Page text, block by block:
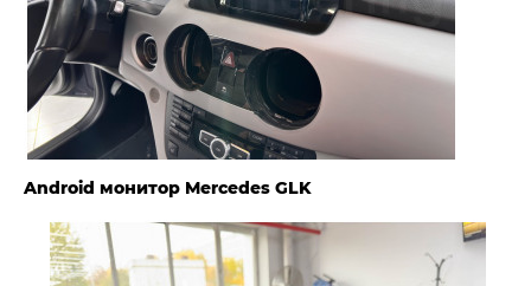
Android монитор Mercedes GLK